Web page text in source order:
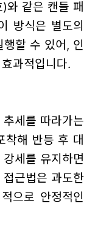
와 같은 캔들 패
방식은 별도의
할 수 있어, 인
과적입니다.
세를 따라가는
착해 반등 후 대
세를 유지하면
근법은 과도한
으로 안정적인